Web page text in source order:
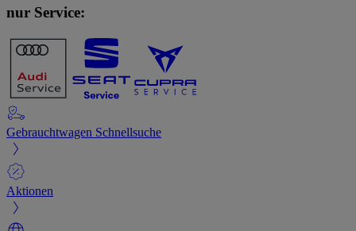
nur Service:
Gebrauchtwagen Schnellsuche
Aktionen